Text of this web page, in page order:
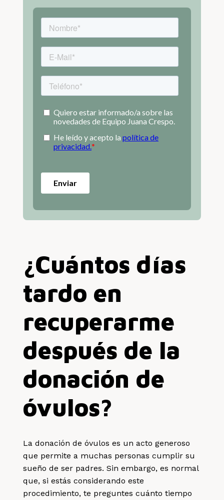
¿Cuántos días
tardo en
recuperarme
después de la
donación de
óvulos?
La donación de óvulos es un acto generoso
que permite a muchas personas cumplir su
sueño de ser padres. Sin embargo, es normal
que, si estás considerando este
procedimiento, te preguntes cuánto tiempo